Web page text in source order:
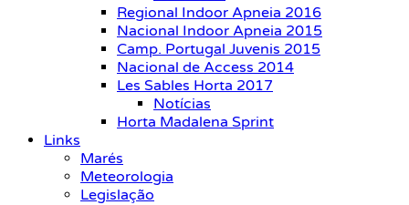
Regional Indoor Apneia 2016
Nacional Indoor Apneia 2015
Camp. Portugal Juvenis 2015
Nacional de Access 2014
Les Sables Horta 2017
Notícias
Horta Madalena Sprint
Links
Marés
Meteorologia
Legislação